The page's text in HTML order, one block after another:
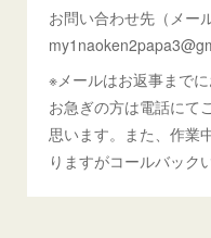
お問い合わせ先（メー
※メールはお返事まで
お急ぎの方は電話にて
思います。また、作業
りますがコールバック